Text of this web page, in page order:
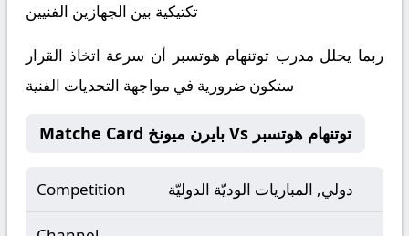
تكتيكية بين الجهازين الفنيين
ربما يحلل مدرب توتنهام هوتسبر أن سرعة اتخاذ القرار
ستكون ضرورية في مواجهة التحديات الفنية
Matche Card بايرن ميونخ Vs توتنهام هوتسبر
Competition دولي, المباريات الوديّة الدوليّة